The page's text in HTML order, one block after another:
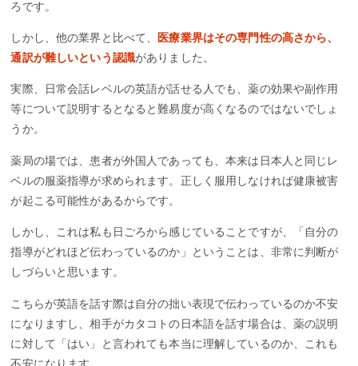
ろです。
しかし、他の業界と比べて、
医療業界はその専門性の高さから、
通訳が難しいという認識がありました。
実際、日常会話レベルの英語が話せる人でも、薬の効果や副作用
等について説明するとなると難易度が高くなるのではないでしょ
うか。
薬局の場では、患者が外国人であっても、本来は日本人と同じレ
ベルの服薬指導が求められます。正しく服用しなければ健康被害
が起こる可能性があるからです。
しかし、これは私も日ごろから感じていることですが、「自分の
指導がどれほど伝わっているのか」ということは、非常に判断が
しづらいと思います。
こちらが英語を話す際は自分の拙い表現で伝わっているのか不安
になりますし、相手がカタコトの日本語を話す場合は、薬の説明
に対して「はい」と言われても本当に理解しているのか、これも
不安になります。